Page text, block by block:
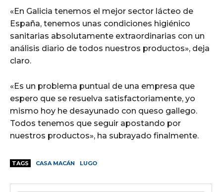
«En Galicia tenemos el mejor sector lácteo de
España, tenemos unas condiciones higiénico
sanitarias absolutamente extraordinarias con un
análisis diario de todos nuestros productos», deja
claro.
«Es un problema puntual de una empresa que
espero que se resuelva satisfactoriamente, yo
mismo hoy he desayunado con queso gallego.
Todos tenemos que seguir apostando por
nuestros productos», ha subrayado finalmente.
TAGS CASA MACÁN LUGO